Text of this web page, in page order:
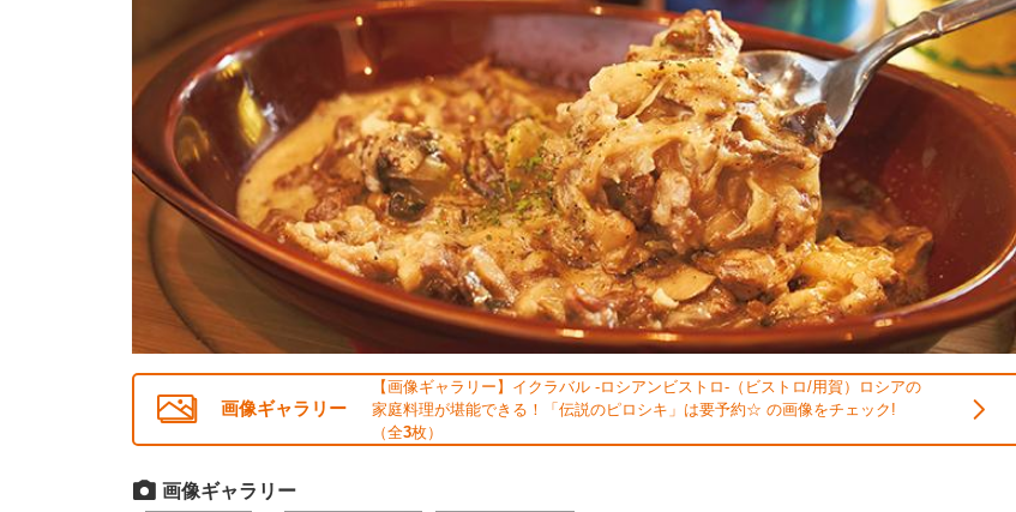
画像ギャラリー
【画像ギャラリー】イクラバル -ロシアンビストロ-（ビストロ/用賀）ロシアの
家庭料理が堪能できる！「伝説のピロシキ」は要予約☆ の画像をチェック!
（全3枚）
画像ギャラリー